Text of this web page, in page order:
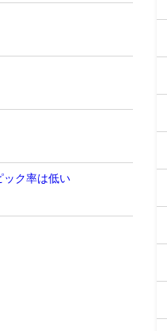
ック率は低い